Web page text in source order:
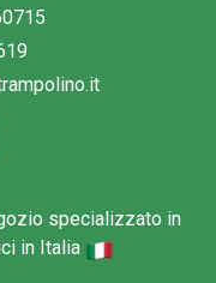
specializzato in
in Italia